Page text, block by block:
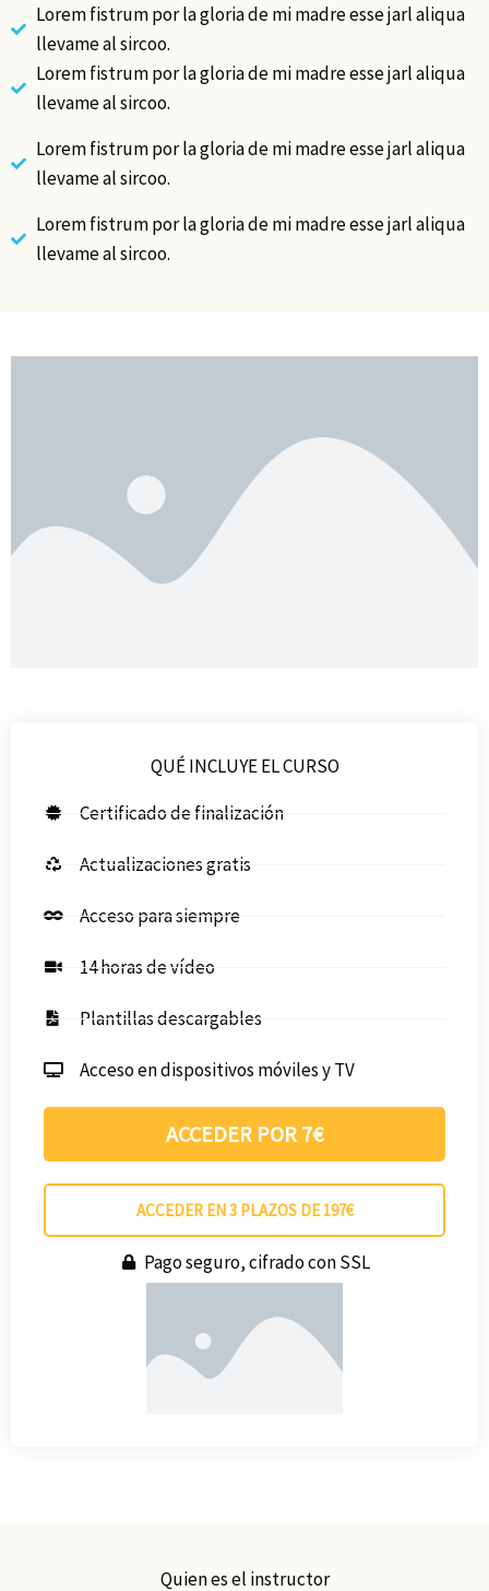
Lorem fistrum por la gloria de mi madre esse jarl aliqua
llevame al sircoo.
Lorem fistrum por la gloria de mi madre esse jarl aliqua
llevame al sircoo.
Lorem fistrum por la gloria de mi madre esse jarl aliqua
llevame al sircoo.
Lorem fistrum por la gloria de mi madre esse jarl aliqua
llevame al sircoo.
QUÉ INCLUYE EL CURSO
Certificado de finalización
Actualizaciones gratis
Acceso para siempre
14 horas de vídeo
Plantillas descargables
Acceso en dispositivos móviles y TV
ACCEDER POR 7€
ACCEDER EN 3 PLAZOS DE 197€
Pago seguro, cifrado con SSL
Quien es el instructor